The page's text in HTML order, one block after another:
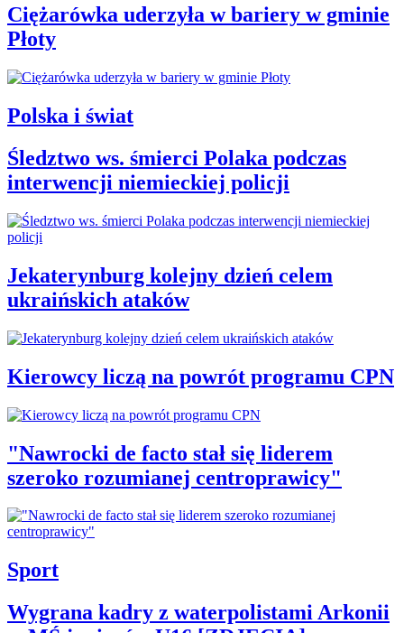
Ciężarówka uderzyła w bariery w gminie
Płoty
Polska i świat
Śledztwo ws. śmierci Polaka podczas
interwencji niemieckiej policji
Jekaterynburg kolejny dzień celem
ukraińskich ataków
Kierowcy liczą na powrót programu CPN
"Nawrocki de facto stał się liderem
szeroko rozumianej centroprawicy"
Sport
Wygrana kadry z waterpolistami Arkonii